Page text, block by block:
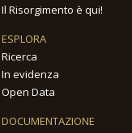
Il Risorgimento è qui!
ESPLORA
Ricerca
In evidenza
Open Data
DOCUMENTAZIONE